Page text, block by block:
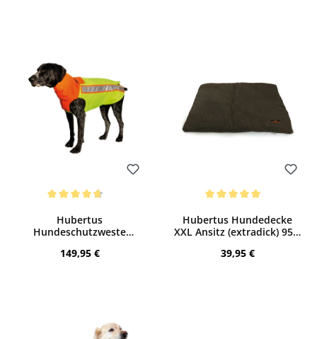
Bewerten
Hubertus
Hundeschutzweste
Regulärer Preis:
149,95 €
Bewerten
Hubertus Hundedecke
XXL Ansitz (extradick) 95 x
Regulärer Preis:
39,95 €